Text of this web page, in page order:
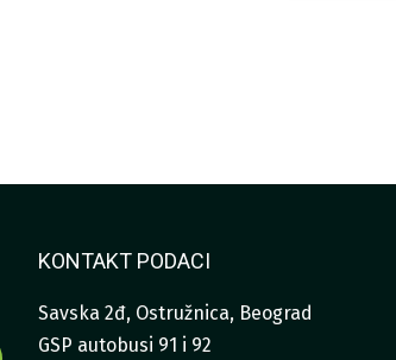
KONTAKT PODACI
Savska 2đ, Ostružnica, Beograd
GSP autobusi 91 i 92